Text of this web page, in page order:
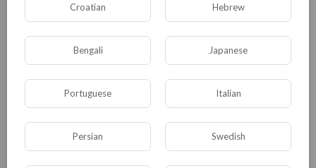
количество вопросов.
Опубликовать
Croatian Hebrew
Bengali Japanese
Portuguese Italian
Persian Swedish